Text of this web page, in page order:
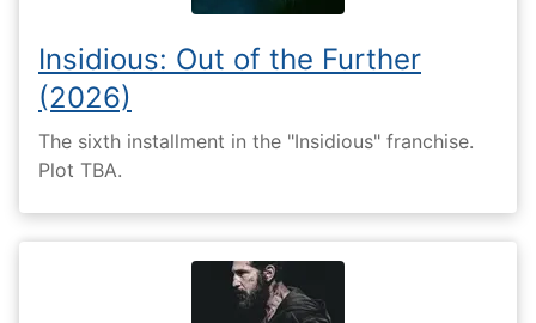
Insidious: Out of the Further
(2026)
The sixth installment in the "Insidious" franchise.
Plot TBA.